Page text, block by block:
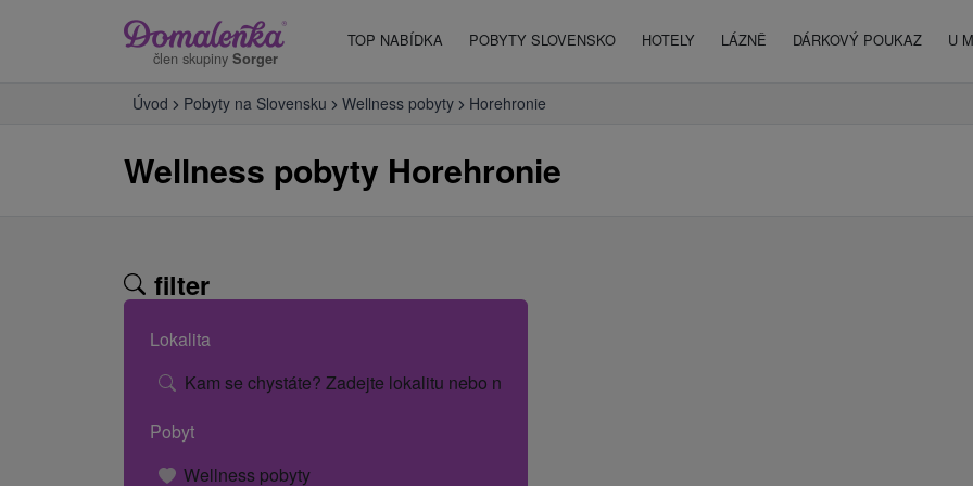
člen skupiny Sorger
TOP NABÍDKA POBYTY SLOVENSKO HOTELY LÁZNĚ DÁRKOVÝ POUKAZ U
Úvod Pobyty na Slovensku Wellness pobyty Horehronie
Wellness pobyty Horehronie
filter
Lokalita
Kam se chystáte? Zadejte lokalitu nebo název hotelu.
Pobyt
Wellness pobyty